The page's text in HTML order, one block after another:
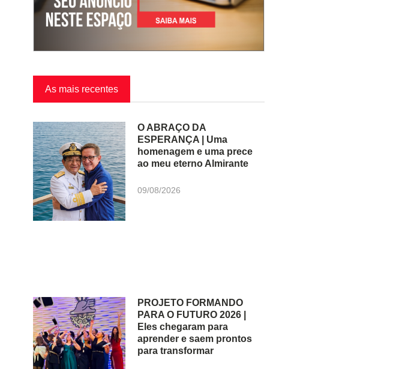
As mais recentes
O ABRAÇO DA
ESPERANÇA | Uma
homenagem e uma prece
ao meu eterno Almirante
09/08/2026
PROJETO FORMANDO
PARA O FUTURO 2026 |
Eles chegaram para
aprender e saem prontos
para transformar